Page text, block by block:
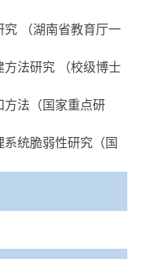
究 （湖南省教育厅一
方法研究 （校级博士
方法（国家重点研
统脆弱性研究（国